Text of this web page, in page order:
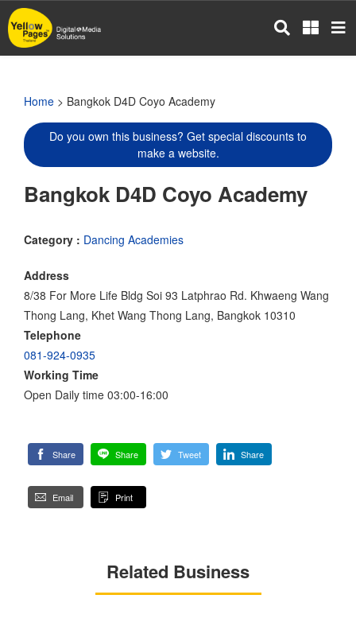
Skip
to
main
Home > Bangkok D4D Coyo Academy
Do you own this business? Get special discounts to
make a website.
Bangkok D4D Coyo Academy
Category : Dancing Academies
Address
8/38 For More Life Bldg Soi 93 Latphrao Rd. Khwaeng Wang
Thong Lang, Khet Wang Thong Lang, Bangkok 10310
Telephone
081-924-0935
Working Time
Open Daily time 03:00-16:00
Share Share Tweet Share
Email Print
Related Business